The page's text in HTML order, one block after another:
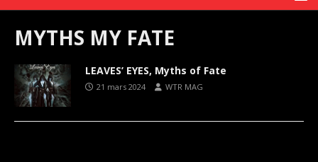
MYTHS MY FATE
LEAVES’ EYES, Myths of Fate
21 mars 2024 WTR MAG